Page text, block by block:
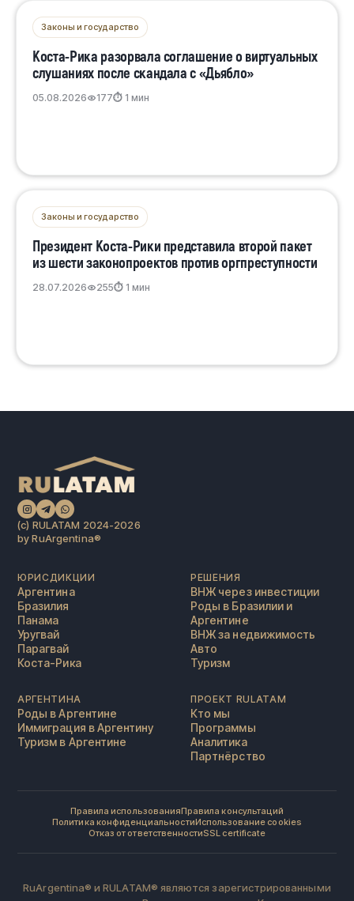
Законы и государство
Коста-Рика разорвала соглашение о виртуальных
слушаниях после скандала с «Дьябло»
05.08.2026 177⏱ 1 мин
Законы и государство
Президент Коста-Рики представила второй пакет
из шести законопроектов против оргпреступности
28.07.2026 255⏱ 1 мин
(c) RULATAM 2024-2026
by RuArgentina®️
ЮРИСДИКЦИИ
Аргентина
Бразилия
Панама
Уругвай
Парагвай
Коста-Рика
РЕШЕНИЯ
ВНЖ через инвестиции
Роды в Бразилии и
Аргентине
ВНЖ за недвижимость
Авто
Туризм
АРГЕНТИНА
Роды в Аргентине
Иммиграция в Аргентину
Туризм в Аргентине
ПРОЕКТ RULATAM
Кто мы
Программы
Аналитика
Партнёрство
Правила использованияПравила консультаций
Политика конфиденциальностиИспользование cookies
Отказ от ответственностиSSL certificate
RuArgentina® и RULATAM® являются зарегистрированными